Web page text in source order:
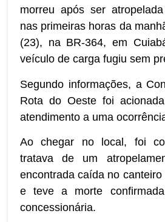
morreu após ser
nas primeiras horas da
(23), na BR-364, em
veículo de carga fugiu sem
Segundo informações, a
Rota do Oeste foi
atendimento a uma
Ao chegar no local, foi
tratava de um
encontrada caída no
e teve a morte
concessionária.